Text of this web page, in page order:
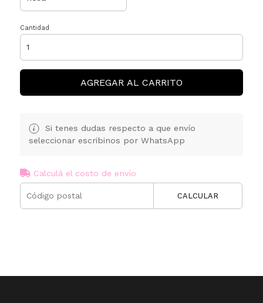
Cantidad
AGREGAR AL CARRITO
Si tenes dudas respecto a que envío
seleccionar escribinos por WhatsApp
Calculá el costo de envío
CALCULAR